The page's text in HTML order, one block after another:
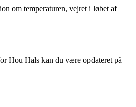
om temperaturen, vejret i løbet af
Hou Hals kan du være opdateret på